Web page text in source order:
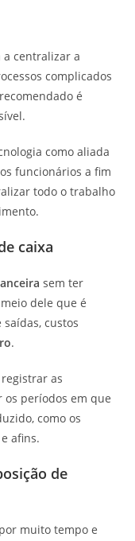
a centralizar a
complicados
é
como aliada
funcionários a fim
todo o trabalho
caixa
sem ter
dele que é
custos
.
as
os períodos em que
como os
afins.
de
muito tempo e